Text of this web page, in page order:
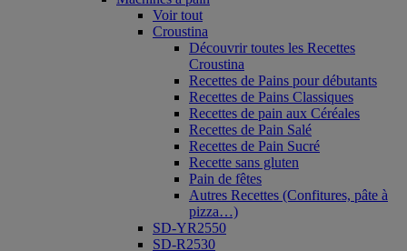
Voir tout
Croustina
Découvrir toutes les Recettes
Croustina
Recettes de Pains pour débutants
Recettes de Pains Classiques
Recettes de pain aux Céréales
Recettes de Pain Salé
Recettes de Pain Sucré
Recette sans gluten
Pain de fêtes
Autres Recettes (Confitures, pâte à
pizza…)
SD-YR2550
SD-R2530